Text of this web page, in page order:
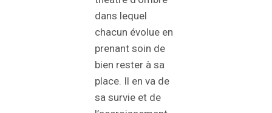
dans lequel
chacun évolue en
prenant soin de
bien rester à sa
place. Il en va de
sa survie et de